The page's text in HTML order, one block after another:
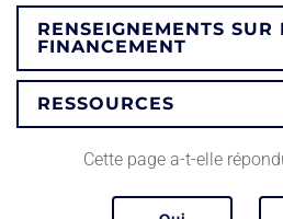
RENSEIGNEMENTS SUR
FINANCEMENT
RESSOURCES
Cette page a-t-elle